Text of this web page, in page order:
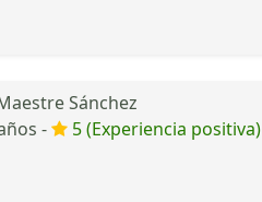
Sánchez
-
5 (Experiencia positiva)